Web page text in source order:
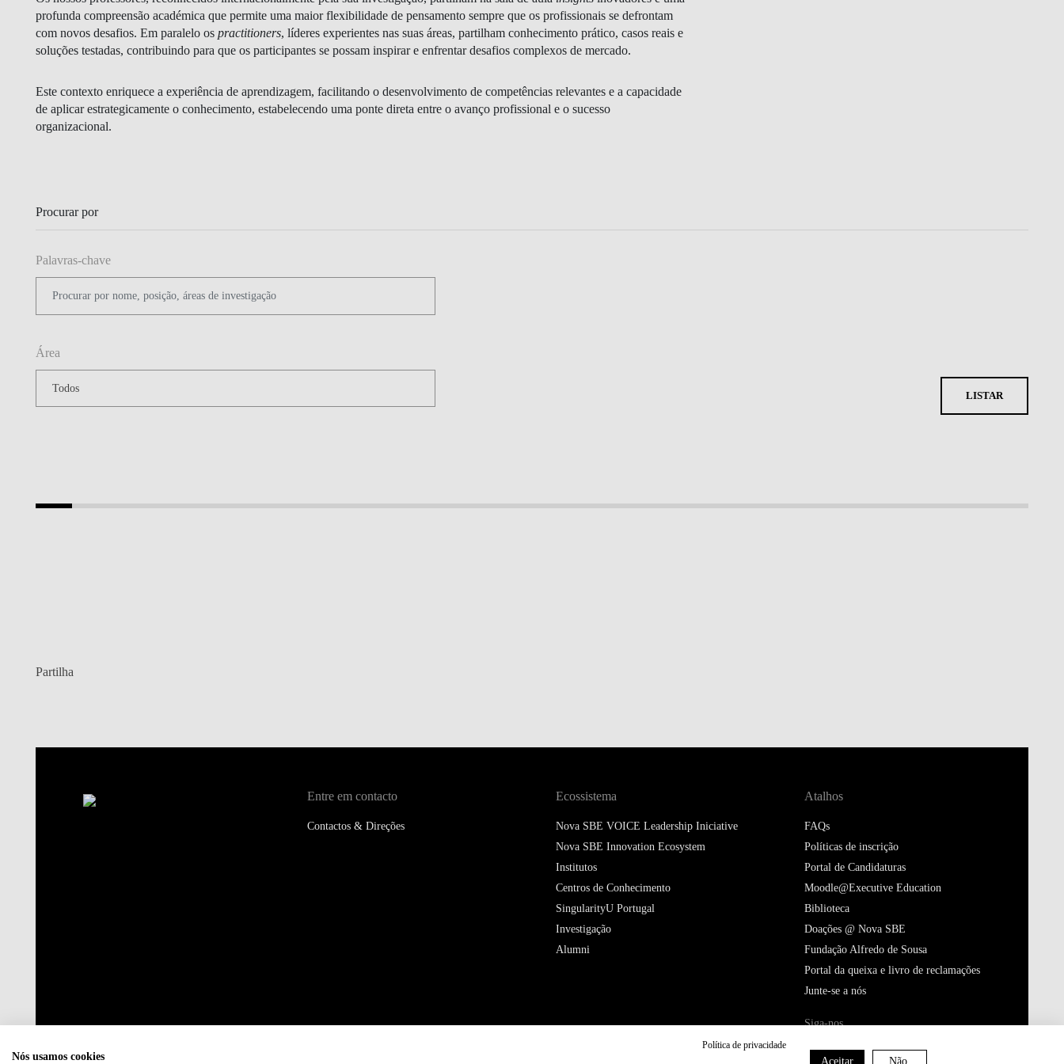
GESTÃO E ESTRATÉGIA
LIDERANÇA E GESTÃO DA
FINANÇAS E ECONOMIA
profunda compreensão académica que permite uma maior flexibilidade de pensamento sempre que os profissionais se defrontam
com novos desafios. Em paralelo os practitioners, líderes experientes nas suas áreas, partilham conhecimento prático, casos reais e
soluções testadas, contribuindo para que os participantes se possam inspirar e enfrentar desafios complexos de mercado.
Este contexto enriquece a experiência de aprendizagem, facilitando o desenvolvimento de competências relevantes e a capacidade
de aplicar estrategicamente o conhecimento, estabelecendo uma ponte direta entre o avanço profissional e o sucesso
organizacional.
Procurar por
Palavras-chave
Área
LISTAR
Partilha
Entre em contacto
Contactos & Direções
Ecossistema
Nova SBE VOICE Leadership Iniciative
Nova SBE Innovation Ecosystem
Institutos
Centros de Conhecimento
SingularityU Portugal
Investigação
Alumni
Atalhos
FAQs
Políticas de inscrição
Portal de Candidaturas
Moodle@Executive Education
Biblioteca
Doações @ Nova SBE
Fundação Alfredo de Sousa
Portal da queixa e livro de reclamações
Junte-se a nós
Siga-nos
Política de privacidade
Nós usamos cookies Aceitar Não,